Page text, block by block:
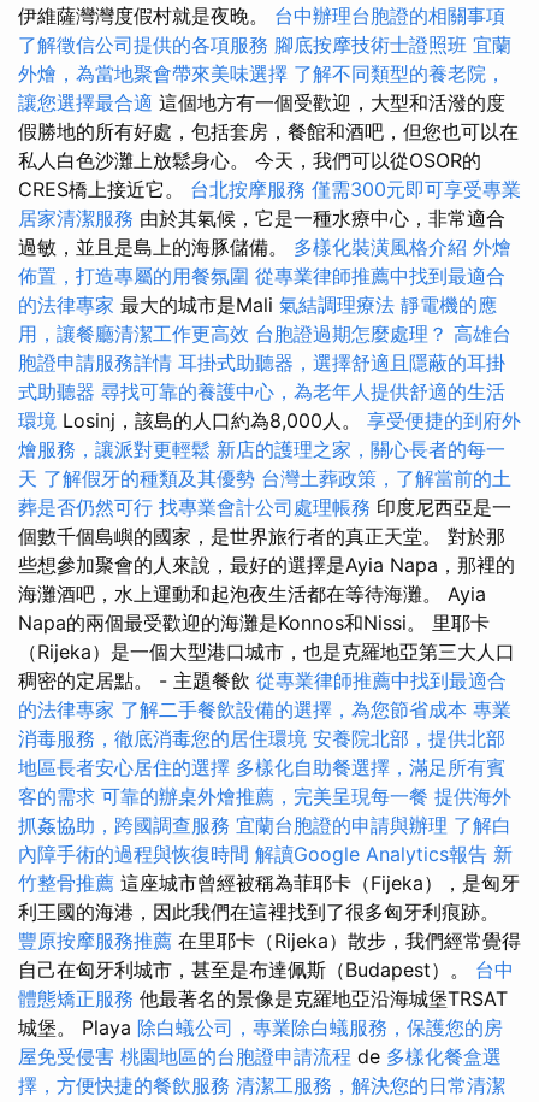
伊維薩灣灣度假村就是夜晚。 台中辦理台胞證的相關事項
了解徵信公司提供的各項服務 腳底按摩技術士證照班 宜蘭
外燴，為當地聚會帶來美味選擇 了解不同類型的養老院，
讓您選擇最合適 這個地方有一個受歡迎，大型和活潑的度
假勝地的所有好處，包括套房，餐館和酒吧，但您也可以在
私人白色沙灘上放鬆身心。 今天，我們可以從OSOR的
CRES橋上接近它。 台北按摩服務 僅需300元即可享受專業
居家清潔服務 由於其氣候，它是一種水療中心，非常適合
過敏，並且是島上的海豚儲備。 多樣化裝潢風格介紹 外燴
佈置，打造專屬的用餐氛圍 從專業律師推薦中找到最適合
的法律專家 最大的城市是Mali 氣結調理療法 靜電機的應
用，讓餐廳清潔工作更高效 台胞證過期怎麼處理？ 高雄台
胞證申請服務詳情 耳掛式助聽器，選擇舒適且隱蔽的耳掛
式助聽器 尋找可靠的養護中心，為老年人提供舒適的生活
環境 Losinj，該島的人口約為8,000人。 享受便捷的到府外
燴服務，讓派對更輕鬆 新店的護理之家，關心長者的每一
天 了解假牙的種類及其優勢 台灣土葬政策，了解當前的土
葬是否仍然可行 找專業會計公司處理帳務 印度尼西亞是一
個數千個島嶼的國家，是世界旅行者的真正天堂。 對於那
些想參加聚會的人來說，最好的選擇是Ayia Napa，那裡的
海灘酒吧，水上運動和起泡夜生活都在等待海灘。 Ayia
Napa的兩個最受歡迎的海灘是Konnos和Nissi。 里耶卡
（Rijeka）是一個大型港口城市，也是克羅地亞第三大人口
稠密的定居點。 - 主題餐飲 從專業律師推薦中找到最適合
的法律專家 了解二手餐飲設備的選擇，為您節省成本 專業
消毒服務，徹底消毒您的居住環境 安養院北部，提供北部
地區長者安心居住的選擇 多樣化自助餐選擇，滿足所有賓
客的需求 可靠的辦桌外燴推薦，完美呈現每一餐 提供海外
抓姦協助，跨國調查服務 宜蘭台胞證的申請與辦理 了解白
內障手術的過程與恢復時間 解讀Google Analytics報告 新
竹整骨推薦 這座城市曾經被稱為菲耶卡（Fijeka），是匈牙
利王國的海港，因此我們在這裡找到了很多匈牙利痕跡。
豐原按摩服務推薦 在里耶卡（Rijeka）散步，我們經常覺得
自己在匈牙利城市，甚至是布達佩斯（Budapest）。 台中
體態矯正服務 他最著名的景像是克羅地亞沿海城堡TRSAT
城堡。 Playa 除白蟻公司，專業除白蟻服務，保護您的房
屋免受侵害 桃園地區的台胞證申請流程 de 多樣化餐盒選
擇，方便快捷的餐飲服務 清潔工服務，解決您的日常清潔